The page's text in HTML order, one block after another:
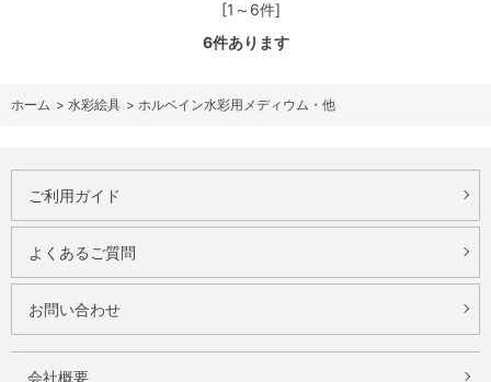
[1～6件]
6件あります
ホーム > 水彩絵具 > ホルベイン水彩用メディウム・他
ご利用ガイド
よくあるご質問
お問い合わせ
会社概要